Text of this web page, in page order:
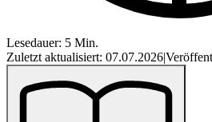
Lesedauer: 5 Min.
Zuletzt aktualisiert: 07.07.2026|